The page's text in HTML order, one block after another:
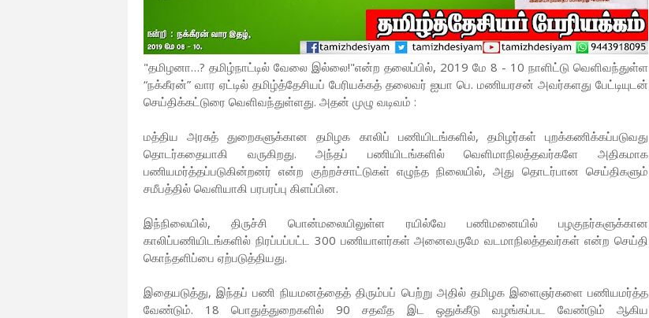
"தமிழனா…? தமிழ்நாட்டில் வேலை இல்லை!"என்ற தலைப்பில், 2019 மே 8 - 10 நாளிட்டு வெளிவந்துள்ள
“நக்கீரன்” வார ஏட்டில் தமிழ்த்தேசியப் பேரியக்கத் தலைவர் ஐயா பெ. மணியரசன் அவர்களது பேட்டியுடன்
செய்திக்கட்டுரை வெளிவந்துள்ளது. அதன் முழு வடிவம் :
மத்திய அரசுத் துறைகளுக்கான தமிழக காலிப் பணியிடங்களில், தமிழர்கள் புறக்கணிக்கப்படுவது
தொடர்கதையாகி வருகிறது. அந்தப் பணியிடங்களில் வெளிமாநிலத்தவர்களே அதிகமாக
பணியமர்த்தப்படுகின்றனர் என்ற குற்றச்சாட்டுகள் எழுந்த நிலையில், அது தொடர்பான செய்திகளும்
சமீபத்தில் வெளியாகி பரபரப்பு கிளப்பின.
இந்நிலையில், திருச்சி பொன்மலையிலுள்ள ரயில்வே பணிமனையில் பழகுநர்களுக்கான
காலிப்பணியிடங்களில் நிரப்பப்பட்ட 300 பணியாளர்கள் அனைவருமே வடமாநிலத்தவர்கள் என்ற செய்தி
கொந்தளிப்பை ஏற்படுத்தியது.
இதையடுத்து, இந்தப் பணி நியமனத்தைத் திரும்பப் பெற்று அதில் தமிழக இளைஞர்களை பணியமர்த்த
வேண்டும். 18 பொதுத்துறைகளில் 90 சதவீத இட ஒதுக்கீடு வழங்கப்பட வேண்டும் ஆகிய